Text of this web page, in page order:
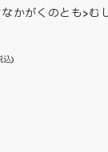
なかがくのとも>む
込)